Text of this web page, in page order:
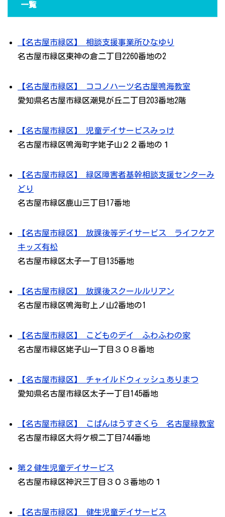
一覧
【名古屋市緑区】 相談支援事業所ひなゆり
名古屋市緑区東神の倉二丁目2260番地の2
【名古屋市緑区】 ココノハーツ名古屋鳴海教室
愛知県名古屋市緑区潮見が丘二丁目203番地2階
【名古屋市緑区】 児童デイサービスみっけ
名古屋市緑区鳴海町字姥子山２２番地の１
【名古屋市緑区】 緑区障害者基幹相談支援センターみ
どり
名古屋市緑区鹿山三丁目17番地
【名古屋市緑区】 放課後等デイサービス ライフケア
キッズ有松
名古屋市緑区太子一丁目135番地
【名古屋市緑区】 放課後スクールルリアン
名古屋市緑区鳴海町上ノ山2番地の1
【名古屋市緑区】 こどものデイ ふわふわの家
名古屋市緑区姥子山一丁目３０８番地
【名古屋市緑区】 チャイルドウィッシュありまつ
愛知県名古屋市緑区太子一丁目145番地
【名古屋市緑区】 こぱんはうすさくら 名古屋緑教室
名古屋市緑区大将ケ根二丁目744番地
第２健生児童デイサービス
名古屋市緑区神沢三丁目３０３番地の１
【名古屋市緑区】 健生児童デイサービス